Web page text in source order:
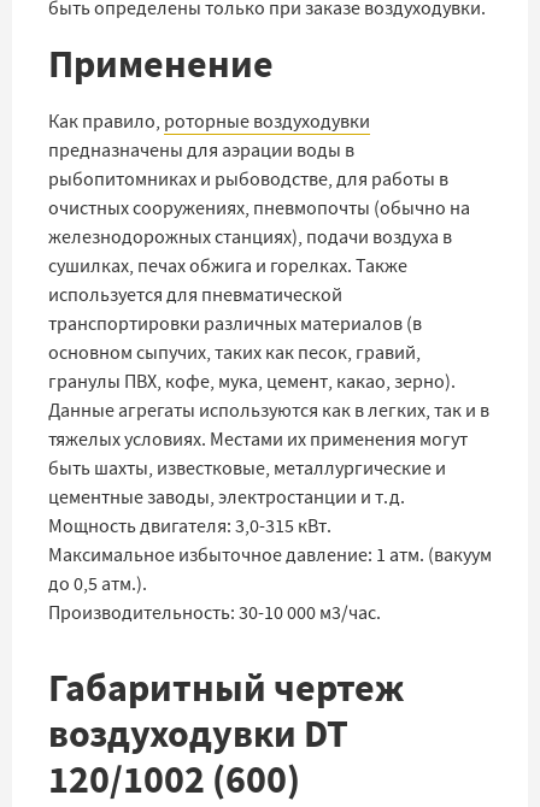
быть определены только при заказе воздуходувки.
Применение
Как правило, роторные воздуходувки
предназначены для аэрации воды в
рыбопитомниках и рыбоводстве, для работы в
очистных сооружениях, пневмопочты (обычно на
железнодорожных станциях), подачи воздуха в
сушилках, печах обжига и горелках. Также
используется для пневматической
транспортировки различных материалов (в
основном сыпучих, таких как песок, гравий,
гранулы ПВХ, кофе, мука, цемент, какао, зерно).
Данные агрегаты используются как в легких, так и в
тяжелых условиях. Местами их применения могут
быть шахты, известковые, металлургические и
цементные заводы, электростанции и т.д.
Мощность двигателя: 3,0-315 кВт.
Максимальное избыточное давление: 1 атм. (вакуум
до 0,5 атм.).
Производительность: 30-10 000 м3/час.
Габаритный чертеж
воздуходувки DT
120/1002 (600)